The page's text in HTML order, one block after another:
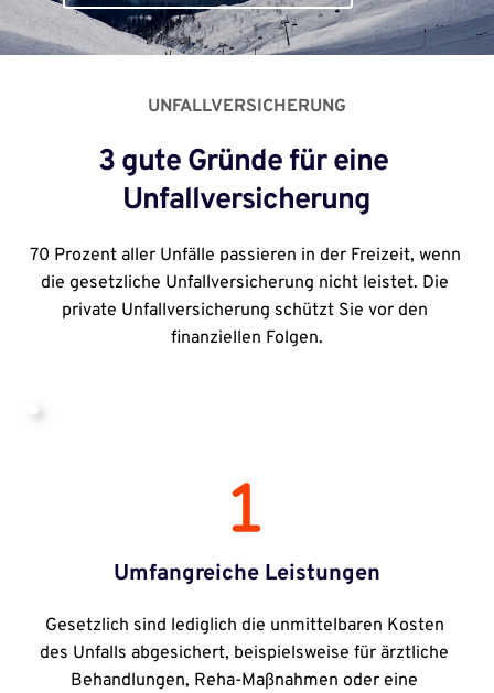
UNFALLVERSICHERUNG
3 gute Gründe für eine
Unfallversicherung
70 Prozent aller Unfälle passieren in der Freizeit, wenn
die gesetzliche Unfallversicherung nicht leistet. Die
private Unfallversicherung schützt Sie vor den
finanziellen Folgen.
Umfangreiche Leistungen
Gesetzlich sind lediglich die unmittelbaren Kosten
des Unfalls abgesichert, beispielsweise für ärztliche
Behandlungen, Reha-Maßnahmen oder eine